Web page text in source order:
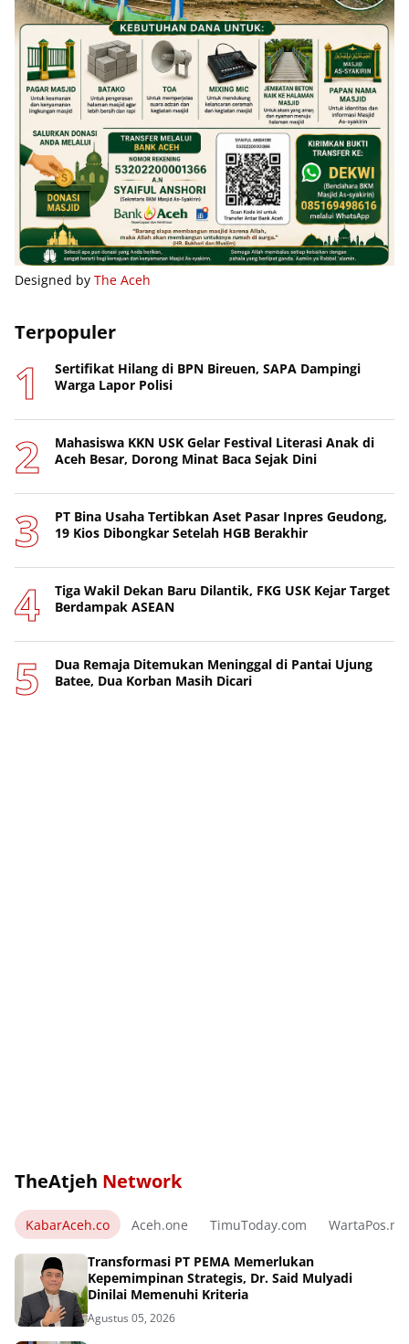
Designed by The Aceh
Terpopuler
Sertifikat Hilang di BPN Bireuen, SAPA Dampingi
Warga Lapor Polisi
Mahasiswa KKN USK Gelar Festival Literasi Anak di
Aceh Besar, Dorong Minat Baca Sejak Dini
PT Bina Usaha Tertibkan Aset Pasar Inpres Geudong,
19 Kios Dibongkar Setelah HGB Berakhir
Tiga Wakil Dekan Baru Dilantik, FKG USK Kejar Target
Berdampak ASEAN
Dua Remaja Ditemukan Meninggal di Pantai Ujung
Batee, Dua Korban Masih Dicari
TheAtjeh Network
KabarAceh.co Aceh.one TimuToday.com WartaPos.net
Transformasi PT PEMA Memerlukan
Kepemimpinan Strategis, Dr. Said Mulyadi
Dinilai Memenuhi Kriteria
Agustus 05, 2026